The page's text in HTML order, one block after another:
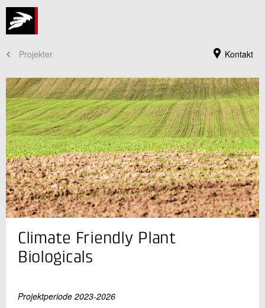
Kontakt
Projekter
Jeg er din kontaktperson
Mette Walter
Souschef for Videnskabelig Udvikling
Landbrug og Digitalisering
Climate Friendly Plant
Biologicals
Projektperiode 2023-2026